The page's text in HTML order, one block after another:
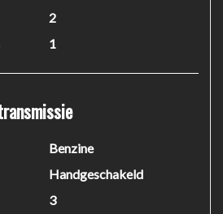
2
1
Benzine
Handgeschakeld
3